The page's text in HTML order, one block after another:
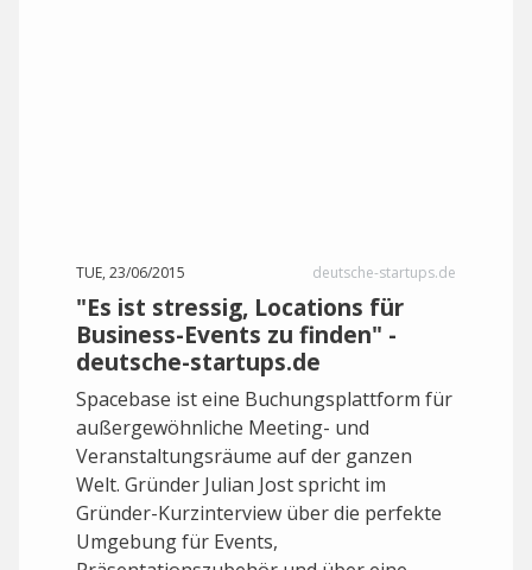
TUE, 23/06/2015 deutsche-startups.de
"Es ist stressig, Locations für
Business-Events zu finden" -
deutsche-startups.de
Spacebase ist eine Buchungsplattform für
außergewöhnliche Meeting- und
Veranstaltungsräume auf der ganzen
Welt. Gründer Julian Jost spricht im
Gründer-Kurzinterview über die perfekte
Umgebung für Events,